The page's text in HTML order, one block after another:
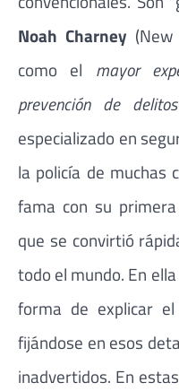
Noah Charney
como el mayor
prevención de
especializado en
la policía de muchas
fama con su
que se convirtió
todo el mundo. En
forma de explicar
fijándose en esos
inadvertidos. En